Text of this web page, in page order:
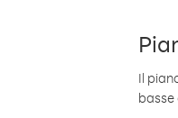
Il
basse